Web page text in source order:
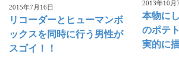
2015年7月16日
リコーダーとヒューマンボ
ックスを同時に行う男性が
スゴイ！！
2013年10月
本物に
のポテ
実的に